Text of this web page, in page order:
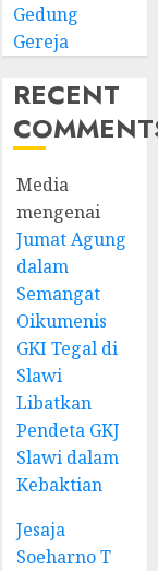
Gedung
Gereja
RECENT
Media
mengenai
Jumat Agung
dalam
Semangat
Oikumenis
GKI Tegal di
Slawi
Libatkan
Pendeta GKJ
Slawi dalam
Kebaktian
Jesaja
Soeharno T